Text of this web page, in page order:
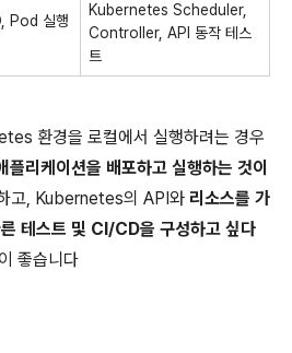
Pod 실행
Kubernetes Scheduler,
Controller, API 동작 테스
트
환경을 로컬에서 실행하려는 경우
플리케이션을 배포하고 실행하는 것이
고, Kubernetes의 API와 리소스를 가
테스트 및 CI/CD을 구성하고 싶다
좋습니다